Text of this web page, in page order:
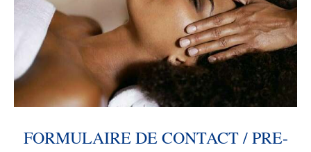
FORMULAIRE DE CONTACT / PRE-